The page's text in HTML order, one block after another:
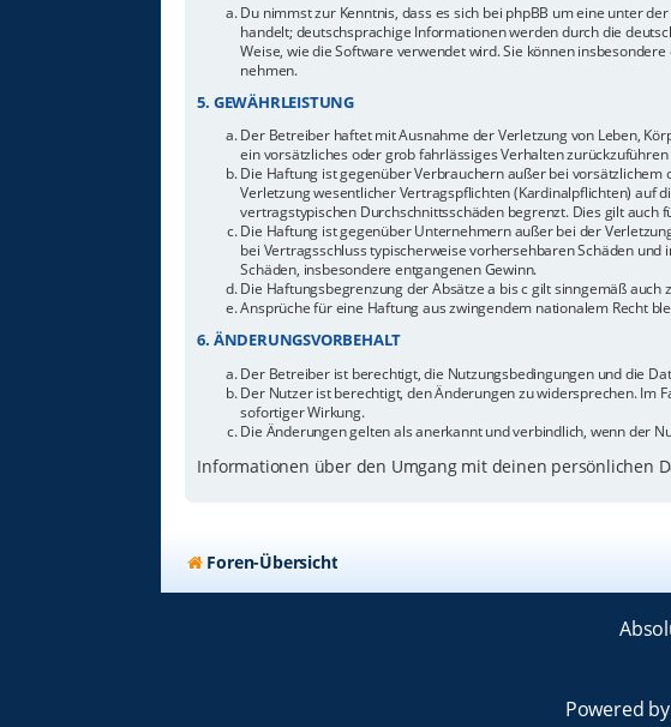
Du nimmst zur Kenntnis, dass es sich bei phpBB um eine unter der
handelt; deutschsprachige Informationen werden durch die
Weise, wie die Software verwendet wird. Sie können
nehmen.
5. GEWÄHRLEISTUNG
Der Betreiber haftet mit Ausnahme der Verletzung von Leben,
ein vorsätzliches oder grob fahrlässiges Verhalten
Die Haftung ist gegenüber Verbrauchern außer bei
Verletzung wesentlicher Vertragspflichten (Kardinalpflichten) auf
vertragstypischen Durchschnittsschäden begrenzt. Dies gilt
Die Haftung ist gegenüber Unternehmern außer bei der
bei Vertragsschluss typischerweise vorhersehbaren Schäden
Schäden, insbesondere entgangenen Gewinn.
Die Haftungsbegrenzung der Absätze a bis c gilt sinngemäß
Ansprüche für eine Haftung aus zwingendem nationalem Recht
6. ÄNDERUNGSVORBEHALT
Der Betreiber ist berechtigt, die Nutzungsbedingungen und die
Der Nutzer ist berechtigt, den Änderungen zu widersprechen. Im
sofortiger Wirkung.
Die Änderungen gelten als anerkannt und verbindlich, wenn der
Informationen über den Umgang mit deinen persönlichen
Foren-Übersicht
Powered by